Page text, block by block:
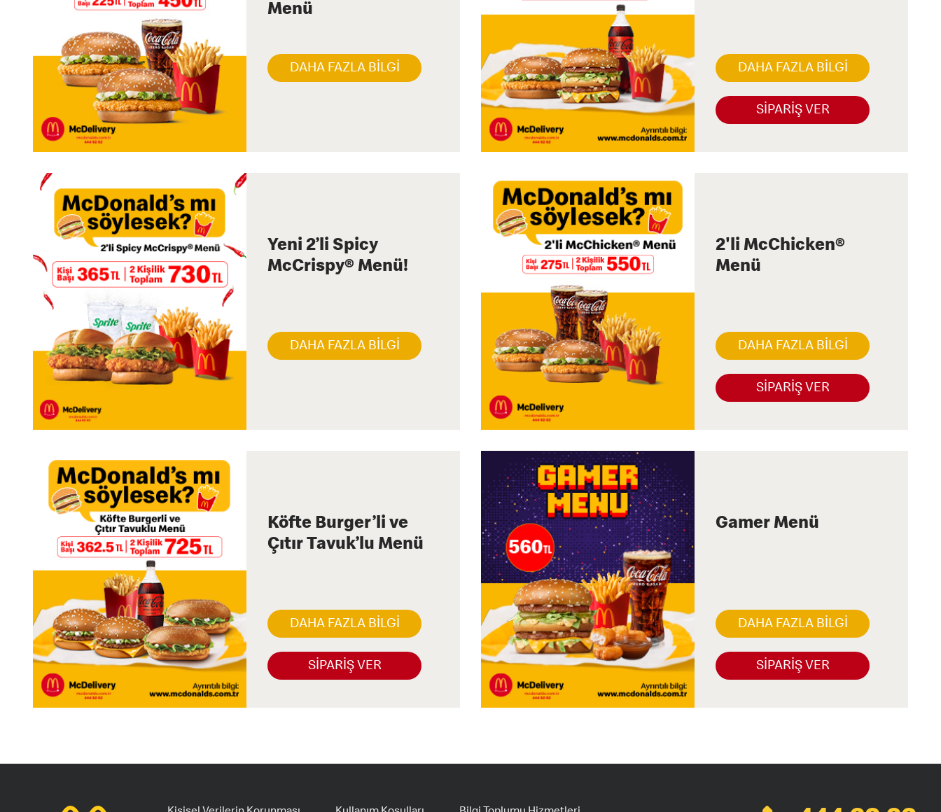
Menü
DAHA FAZLA BİLGİ DAHA FAZLA BİLGİ
SİPARİŞ VER
Yeni 2’li Spicy
McCrispy® Menü!
DAHA FAZLA BİLGİ
2'li McChicken®
Menü
DAHA FAZLA BİLGİ
SİPARİŞ VER
Köfte Burger’li ve
Çıtır Tavuk’lu Menü
DAHA FAZLA BİLGİ
SİPARİŞ VER
Gamer Menü
DAHA FAZLA BİLGİ
SİPARİŞ VER